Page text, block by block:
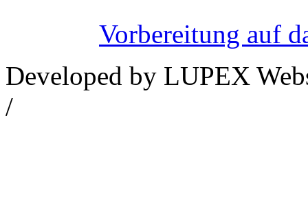
Vorbereitung auf
Developed by LUPEX
/